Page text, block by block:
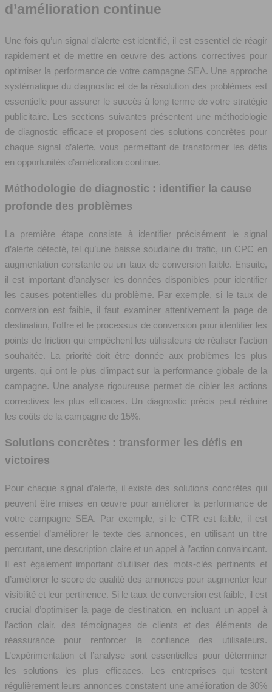
d’amélioration continue
Une fois qu’un signal d’alerte est identifié, il est essentiel de réagir
rapidement et de mettre en œuvre des actions correctives pour
optimiser la performance de votre campagne SEA. Une approche
systématique du diagnostic et de la résolution des problèmes est
essentielle pour assurer le succès à long terme de votre stratégie
publicitaire. Les sections suivantes présentent une méthodologie
de diagnostic efficace et proposent des solutions concrètes pour
chaque signal d’alerte, vous permettant de transformer les défis
en opportunités d’amélioration continue.
Méthodologie de diagnostic : identifier la cause
profonde des problèmes
La première étape consiste à identifier précisément le signal
d’alerte détecté, tel qu’une baisse soudaine du trafic, un CPC en
augmentation constante ou un taux de conversion faible. Ensuite,
il est important d’analyser les données disponibles pour identifier
les causes potentielles du problème. Par exemple, si le taux de
conversion est faible, il faut examiner attentivement la page de
destination, l’offre et le processus de conversion pour identifier les
points de friction qui empêchent les utilisateurs de réaliser l’action
souhaitée. La priorité doit être donnée aux problèmes les plus
urgents, qui ont le plus d’impact sur la performance globale de la
campagne. Une analyse rigoureuse permet de cibler les actions
correctives les plus efficaces. Un diagnostic précis peut réduire
les coûts de la campagne de 15%.
Solutions concrètes : transformer les défis en
victoires
Pour chaque signal d’alerte, il existe des solutions concrètes qui
peuvent être mises en œuvre pour améliorer la performance de
votre campagne SEA. Par exemple, si le CTR est faible, il est
essentiel d’améliorer le texte des annonces, en utilisant un titre
percutant, une description claire et un appel à l’action convaincant.
Il est également important d’utiliser des mots-clés pertinents et
d’améliorer le score de qualité des annonces pour augmenter leur
visibilité et leur pertinence. Si le taux de conversion est faible, il est
crucial d’optimiser la page de destination, en incluant un appel à
l’action clair, des témoignages de clients et des éléments de
réassurance pour renforcer la confiance des utilisateurs.
L’expérimentation et l’analyse sont essentielles pour déterminer
les solutions les plus efficaces. Les entreprises qui testent
régulièrement leurs annonces constatent une amélioration de 30%